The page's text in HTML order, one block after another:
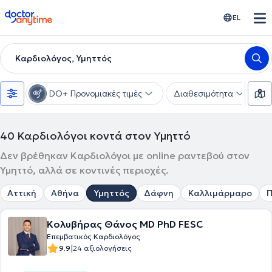
doctoranytime EL
Καρδιολόγος, Υμηττός
DO+ Προνομιακές τιμές Διαθεσιμότητα
40 Καρδιολόγοι κοντά στον Υμηττό
Δεν βρέθηκαν Καρδιολόγοι με online ραντεβού στον
Υμηττό, αλλά σε κοντινές περιοχές.
Αττική Αθήνα Υμηττός Δάφνη Καλλιμάρμαρο
Κολυβήρας Θάνος MD PhD FESC
Επεμβατικός Καρδιολόγος
9.9|24 αξιολογήσεις